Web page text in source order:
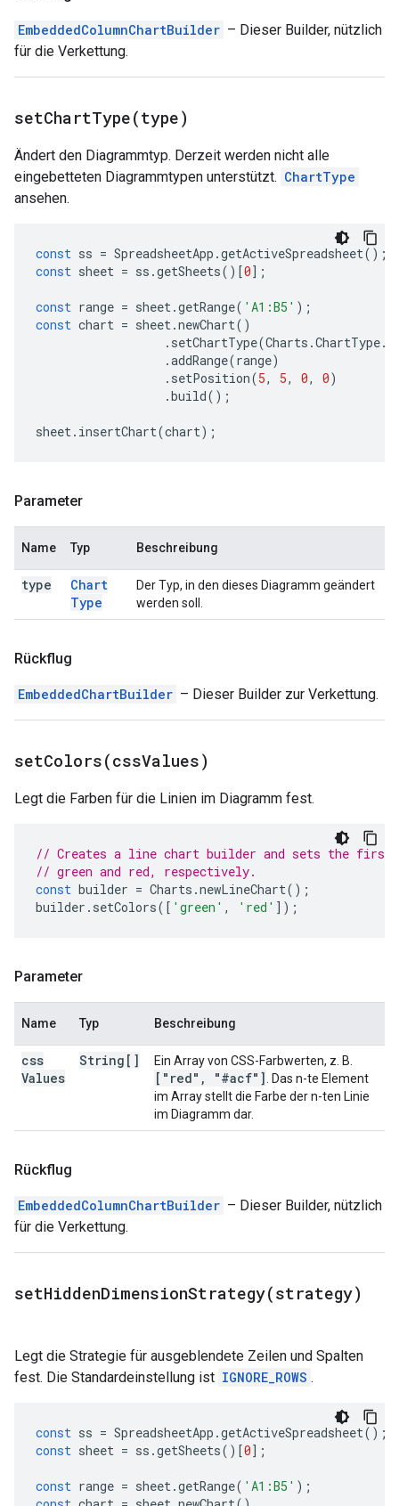
EmbeddedColumnChartBuilder – Dieser Builder, nützlich
für die Verkettung.
setChartType(type)
Ändert den Diagrammtyp. Derzeit werden nicht alle
eingebetteten Diagrammtypen unterstützt. ChartType
ansehen.
const ss = SpreadsheetApp .getActiveSpreadsheet();
const sheet = ss .getSheets()[0];
const range = sheet.getRange( 'A1:B5' );
const chart = sheet.newChart()
. setChartType(Charts .ChartType.
.addRange(range)
. setPosition(5, 5, 0, 0)
.build();
sheet. insertChart(chart);
Parameter
Name Typ Beschreibung
type
Chart
Type
Der Typ, in den dieses Diagramm geändert
werden soll.
Rückflug
EmbeddedChartBuilder – Dieser Builder zur Verkettung.
setColors(cssValues)
Legt die Farben für die Linien im Diagramm fest.
// Creates a line chart builder and sets the first
// green and red, respectively.
const builder = Charts .newLineChart();
builder . setColors([ 'green' , 'red' ]);
Parameter
Name Typ Beschreibung
css
Values
String[] Ein Array von CSS-Farbwerten, z. B.
["red" , "#acf"]
. Das n-te Element
im Array stellt die Farbe der n-ten Linie
im Diagramm dar.
Rückflug
EmbeddedColumnChartBuilder – Dieser Builder, nützlich
für die Verkettung.
setHiddenDimensionStrategy(strategy)
Legt die Strategie für ausgeblendete Zeilen und Spalten
fest. Die Standardeinstellung ist IGNORE_ROWS .
const ss = SpreadsheetApp .getActiveSpreadsheet();
const sheet = ss .getSheets()[0];
const range = sheet.getRange( 'A1:B5' );